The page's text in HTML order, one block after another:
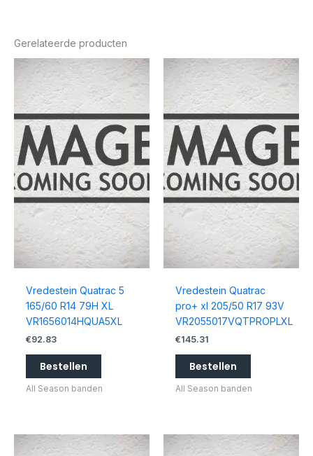
Gerelateerde producten
Vredestein Quatrac 5
165/60 R14 79H XL
VR1656014HQUA5XL
€92.83
Bestellen
All Season banden
Vredestein Quatrac
pro+ xl 205/50 R17 93V
VR2055017VQTPROPLXL
€145.31
Bestellen
All Season banden